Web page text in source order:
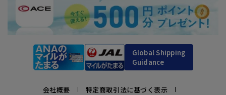
Global Shipping
Guidance
会社概要 特定商取引法に基づく表示